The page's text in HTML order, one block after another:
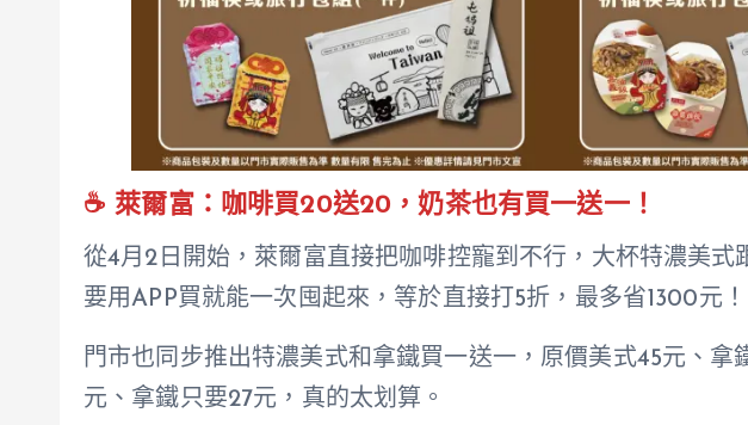
☕ 萊爾富：咖啡買20送20，奶茶也有買一送一！
從4月2日開始，萊爾富直接把咖啡控寵到不行，大杯特濃美式
要用APP買就能一次囤起來，等於直接打5折，最多省1300元！
門市也同步推出特濃美式和拿鐵買一送一，原價美式45元、拿
元、拿鐵只要27元，真的太划算。